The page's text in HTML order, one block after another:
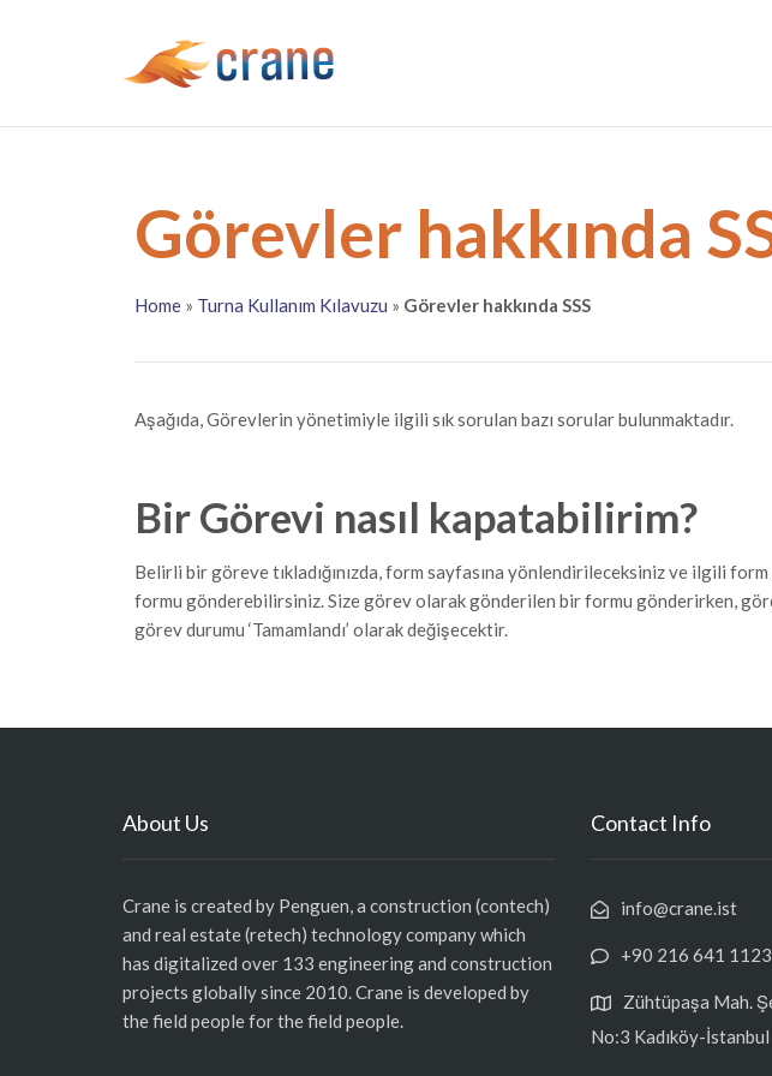
Görevler hakkında
Home » Turna Kullanım Kılavuzu » Görevler hakkında SSS
Aşağıda, Görevlerin yönetimiyle ilgili sık sorulan bazı sorular bulunmaktadır.
Bir Görevi nasıl kapatabilirim?
Belirli bir göreve tıkladığınızda, form sayfasına yönlendirileceksiniz ve ilgili form
formu gönderebilirsiniz. Size görev olarak gönderilen bir formu gönderirken,
görev durumu ‘Tamamlandı’ olarak değişecektir.
About Us
Crane is created by Penguen, a construction (contech)
and real estate (retech) technology company which
has digitalized over 133 engineering and construction
projects globally since 2010. Crane is developed by
the field people for the field people.
Contact Info
info@crane.ist
+90 216 641 1123
Zühtüpaşa Mah.
No:3 Kadıköy-İstanbul